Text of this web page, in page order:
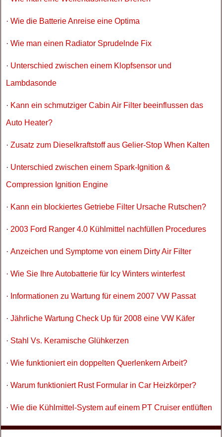
· Wie die Batterie Anreise eine Optima
· Wie man einen Radiator Sprudelnde Fix
· Unterschied zwischen einem Klopfsensor und
Lambdasonde
· Kann ein schmutziger Cabin Air Filter beeinflussen das
Auto Heater?
· Zusatz zum Dieselkraftstoff aus Gelier-Stop When Kalten
· Unterschied zwischen einem Spark-Ignition &
Compression Ignition Engine
· Kann ein blockiertes Getriebe Filter Ursache Rutschen?
· 2003 Ford Ranger 4.0 Kühlmittel nachfüllen Procedures
· Anzeichen und Symptome von einem Dirty Air Filter
· Wie Sie Ihre Autobatterie für Icy Winters winterfest
· Informationen zu Wartung für einem 2007 VW Passat
· Jährliche Wartung Check Up für 2008 eine VW Käfer
· Stahl Vs. Keramische Glühkerzen
· Wie funktioniert ein doppelten Querlenkern Arbeit?
· Warum funktioniert Rust Formular in Car Heizkörper?
· Wie die Kühlmittel-System auf einem PT Cruiser entlüften